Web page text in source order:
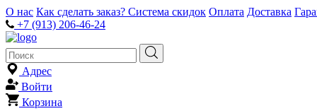
О нас Как сделать заказ? Система скидок Оплата Доставка
+7 (913) 206-46-24
Адрес
Войти
Корзина